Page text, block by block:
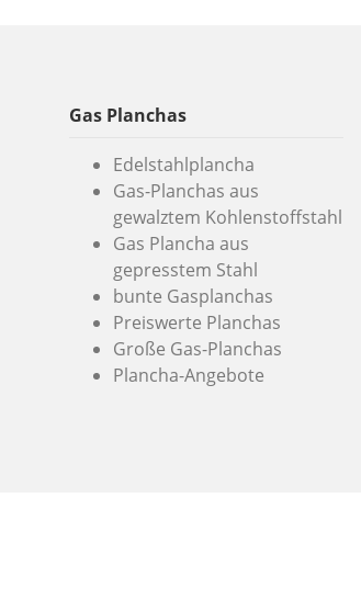
Gas Planchas
Edelstahlplancha
Gas-Planchas aus
gewalztem Kohlenstoffstahl
Gas Plancha aus
gepresstem Stahl
bunte Gasplanchas
Preiswerte Planchas
Große Gas-Planchas
Plancha-Angebote